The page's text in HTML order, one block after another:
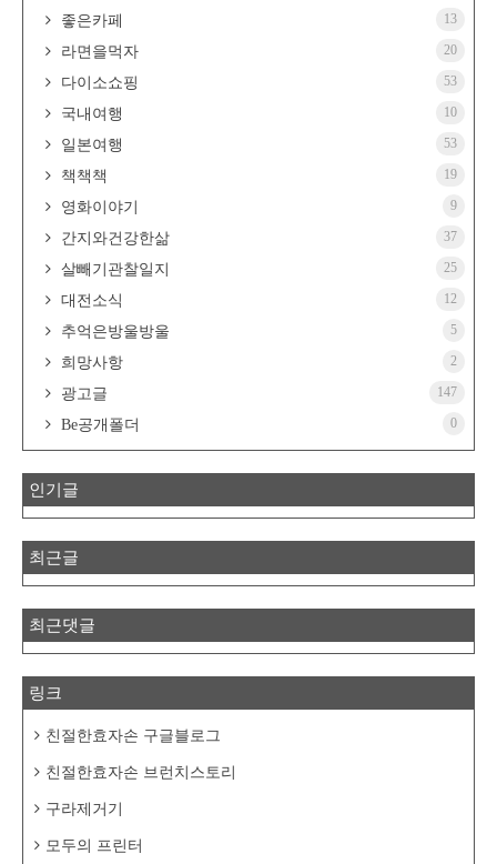
좋은카페 13
라면을먹자 20
다이소쇼핑 53
국내여행 10
일본여행 53
책책책 19
영화이야기 9
간지와건강한삶 37
살빼기관찰일지 25
대전소식 12
추억은방울방울 5
희망사항 2
광고글 147
Be공개폴더 0
인기글
최근글
최근댓글
링크
친절한효자손 구글블로그
친절한효자손 브런치스토리
구라제거기
모두의 프린터